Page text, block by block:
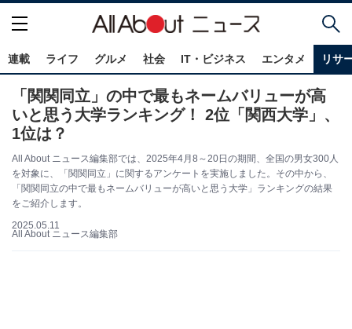
連載 ライフ グルメ 社会 IT・ビジネス エンタメ リサ
「関関同立」の中で最もネームバリューが高
いと思う大学ランキング！ 2位「関西大学」、
1位は？
All About ニュース編集部では、2025年4月8～20日の期間、全国の男女300人
を対象に、「関関同立」に関するアンケートを実施しました。その中から、
「関関同立の中で最もネームバリューが高いと思う大学」ランキングの結果
をご紹介します。
2025.05.11
All About ニュース編集部